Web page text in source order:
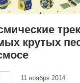
крутых
11 ноября 2014